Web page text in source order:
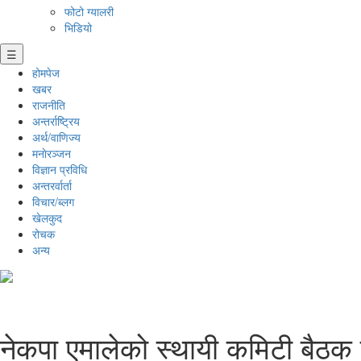
फोटो ग्यालरी
भिडियो
☰
होमपेज
खबर
राजनीति
अन्तर्राष्ट्रिय
अर्थ/वाणिज्य
मनाेरञ्जन
विज्ञान प्रविधि
अन्तरर्वार्ता
विचार/ब्लग
खेलकुद
रोचक
अन्य
नेकपा एमालेको स्थायी कमिटी